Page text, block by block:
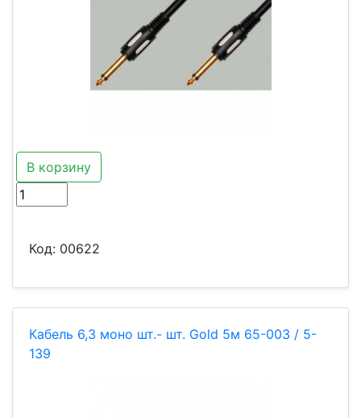
В корзину
Код: 00622
Кабель 6,3 моно шт.- шт. Gold 5м 65-003 / 5-
139